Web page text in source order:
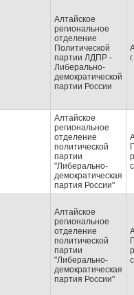
Алтайское
региональное
отделение
Политической
партии ЛДПР -
Либерально-
демократической
партии России
Алтайское
региональное
отделение
политической
партии
"Либерально-
демократическая
партия России"
Алтайское
региональное
отделение
политической
партии
"Либерально-
демократическая
партия России"